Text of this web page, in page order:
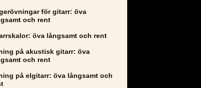
för gitarr: öva
och rent
öva långsamt och rent
på akustisk gitarr: öva
och rent
på elgitarr: öva långsamt och